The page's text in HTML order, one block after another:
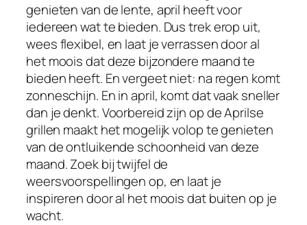
genieten van de lente, april heeft voor
iedereen wat te bieden. Dus trek erop uit,
wees flexibel, en laat je verrassen door al
het moois dat deze bijzondere maand te
bieden heeft. En vergeet niet: na regen komt
zonneschijn. En in april, komt dat vaak sneller
dan je denkt. Voorbereid zijn op de Aprilse
grillen maakt het mogelijk volop te genieten
van de ontluikende schoonheid van deze
maand. Zoek bij twijfel de
weersvoorspellingen op, en laat je
inspireren door al het moois dat buiten op je
wacht.